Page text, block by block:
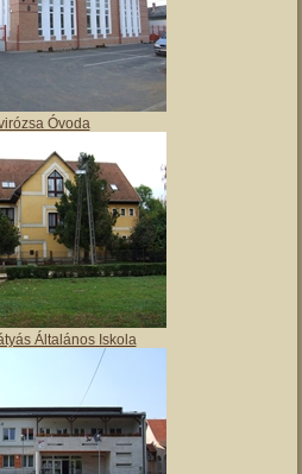
Óvoda
Általános Iskola